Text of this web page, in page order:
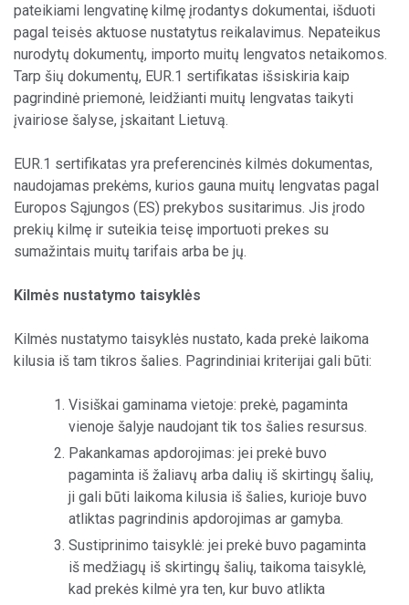
pateikiami lengvatinę kilmę įrodantys dokumentai, išduoti
pagal teisės aktuose nustatytus reikalavimus. Nepateikus
nurodytų dokumentų, importo muitų lengvatos netaikomos.
Tarp šių dokumentų, EUR.1 sertifikatas išsiskiria kaip
pagrindinė priemonė, leidžianti muitų lengvatas taikyti
įvairiose šalyse, įskaitant Lietuvą.
EUR.1 sertifikatas yra preferencinės kilmės dokumentas,
naudojamas prekėms, kurios gauna muitų lengvatas pagal
Europos Sąjungos (ES) prekybos susitarimus. Jis įrodo
prekių kilmę ir suteikia teisę importuoti prekes su
sumažintais muitų tarifais arba be jų.
Kilmės nustatymo taisyklės
Kilmės nustatymo taisyklės nustato, kada prekė laikoma
kilusia iš tam tikros šalies. Pagrindiniai kriterijai gali būti:
Visiškai gaminama vietoje: prekė, pagaminta
vienoje šalyje naudojant tik tos šalies resursus.
Pakankamas apdorojimas: jei prekė buvo
pagaminta iš žaliavų arba dalių iš skirtingų šalių,
ji gali būti laikoma kilusia iš šalies, kurioje buvo
atliktas pagrindinis apdorojimas ar gamyba.
Sustiprinimo taisyklė: jei prekė buvo pagaminta
iš medžiagų iš skirtingų šalių, taikoma taisyklė,
kad prekės kilmė yra ten, kur buvo atlikta